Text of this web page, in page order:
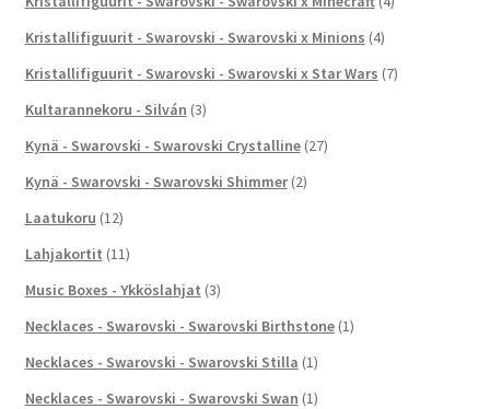
Kristallifiguurit - Swarovski - Swarovski x Minions (4)
Kristallifiguurit - Swarovski - Swarovski x Star Wars (7)
Kultarannekoru - Silván (3)
Kynä - Swarovski - Swarovski Crystalline (27)
Kynä - Swarovski - Swarovski Shimmer (2)
Laatukoru (12)
Lahjakortit (11)
Music Boxes - Ykköslahjat (3)
Necklaces - Swarovski - Swarovski Birthstone (1)
Necklaces - Swarovski - Swarovski Stilla (1)
Necklaces - Swarovski - Swarovski Swan (1)